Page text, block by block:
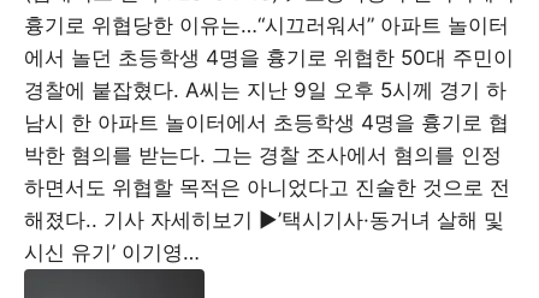
흉기로 위협당한 이유는…“시끄러워서” 아파트 놀이터
에서 놀던 초등학생 4명을 흉기로 위협한 50대 주민이
경찰에 붙잡혔다. A씨는 지난 9일 오후 5시께 경기 하
남시 한 아파트 놀이터에서 초등학생 4명을 흉기로 협
박한 혐의를 받는다. 그는 경찰 조사에서 혐의를 인정
하면서도 위협할 목적은 아니었다고 진술한 것으로 전
해졌다.. 기사 자세히보기 ▶’택시기사·동거녀 살해 및
시신 유기’ 이기영…